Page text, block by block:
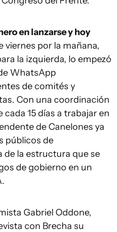
en lanzarse y hoy
viernes por la mañana,
la izquierda, lo empezó
WhatsApp
de comités y
Con una coordinación
15 días a trabajar en
de Canelones ya
públicos de
de la estructura que se
de gobierno en un
Gabriel Oddone,
con Brecha su